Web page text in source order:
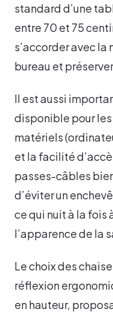
standard d’une
entre 70 et 75
s’accorder avec
bureau et
Il est aussi
disponible pour
matériels
et la facilité
passes-câbles
d’éviter un
ce qui nuit à la fois
l’apparence de la
Le choix des
réflexion
en hauteur,